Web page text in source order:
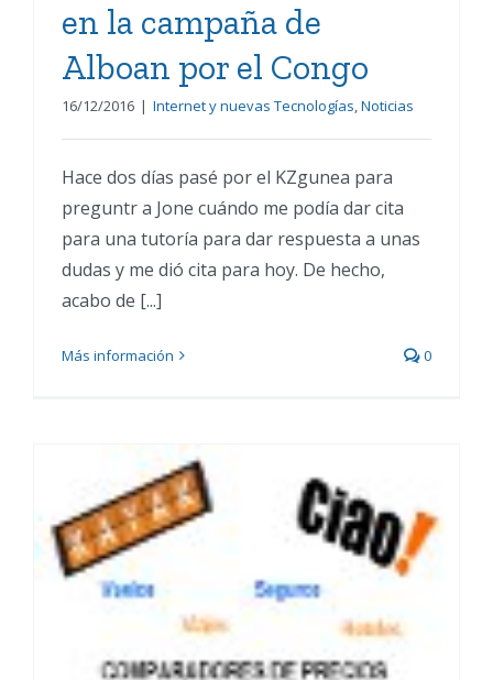
en la campaña de
Alboan por el Congo
16/12/2016 | Internet y nuevas Tecnologías,Noticias
Hace dos días pasé por el KZgunea para
preguntr a Jone cuándo me podía dar cita
para una tutoría para dar respuesta a unas
dudas y me dió cita para hoy. De hecho,
acabo de [...]
Más información 0
Conoce los diferentes
comparadores de precios y
la nueva idea de Google –